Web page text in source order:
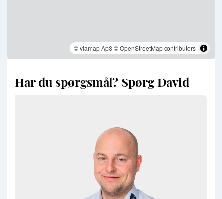
© viamap ApS© OpenStreetMap contributors
Har du spørgsmål? Spørg David